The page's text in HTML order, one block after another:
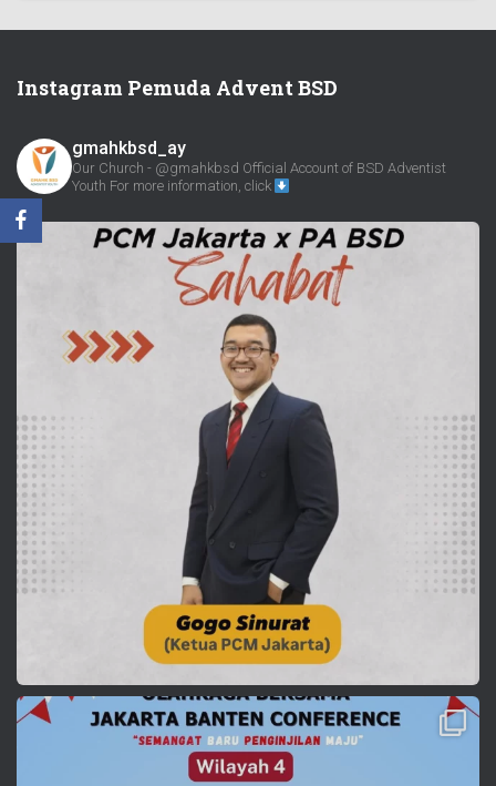
Instagram Pemuda Advent BSD
gmahkbsd_ay
Our Church - @gmahkbsd Official Account of BSD Adventist
Youth For more information, click